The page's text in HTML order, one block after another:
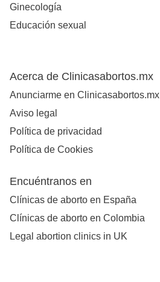
Ginecología
Educación sexual
Acerca de Clinicasabortos.mx
Anunciarme en Clinicasabortos.mx
Aviso legal
Política de privacidad
Política de Cookies
Encuéntranos en
Clínicas de aborto en España
Clínicas de aborto en Colombia
Legal abortion clinics in UK